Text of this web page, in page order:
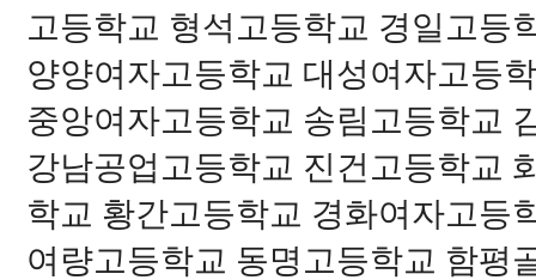
고등학교 형석고등학교 경일고등
양양여자고등학교 대성여자고등
중앙여자고등학교 송림고등학교
강남공업고등학교 진건고등학교
학교 황간고등학교 경화여자고등
여량고등학교 동명고등학교 함평